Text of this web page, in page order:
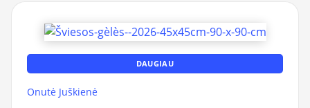
DAUGIAU
Onutė Juškienė